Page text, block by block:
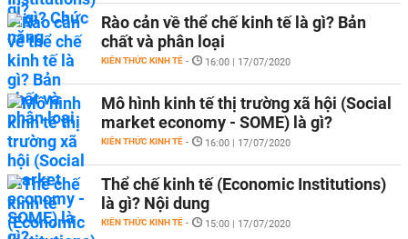
Rào cản về thể chế kinh tế là gì? Bản
chất và phân loại
KIẾN THỨC KINH TẾ - 16:00 | 17/07/2020
Mô hình kinh tế thị trường xã hội (Social
market economy - SOME) là gì?
KIẾN THỨC KINH TẾ - 16:00 | 17/07/2020
Thể chế kinh tế (Economic Institutions)
là gì? Nội dung
KIẾN THỨC KINH TẾ - 15:00 | 17/07/2020